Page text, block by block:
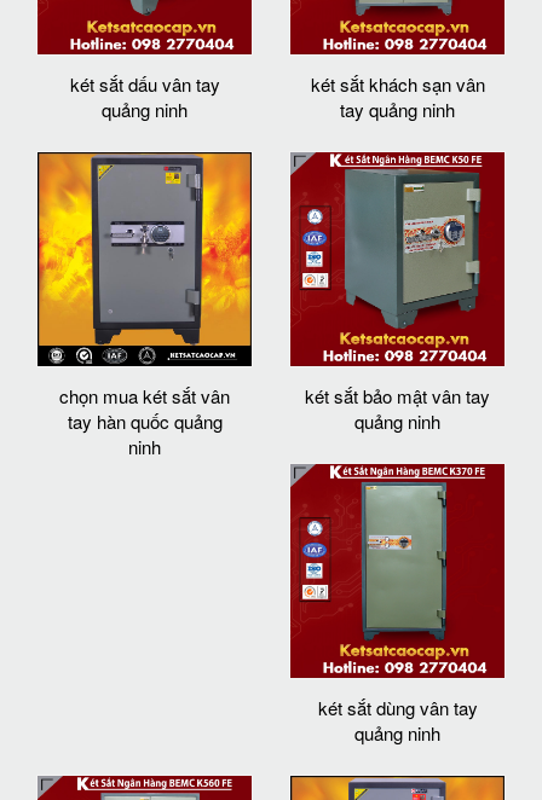
két sắt dấu vân tay
quảng ninh
két sắt khách sạn vân
tay quảng ninh
chọn mua két sắt vân
tay hàn quốc quảng
ninh
két sắt bảo mật vân tay
quảng ninh
két sắt dùng vân tay
quảng ninh